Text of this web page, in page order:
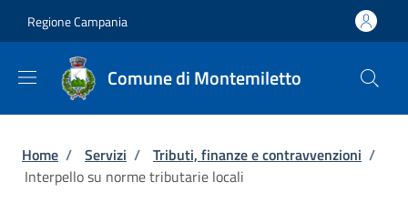
Regione Campania
Comune di Montemiletto
Briciole di pane
Home / Servizi / Tributi, finanze e contravvenzioni /
Interpello su norme tributarie locali